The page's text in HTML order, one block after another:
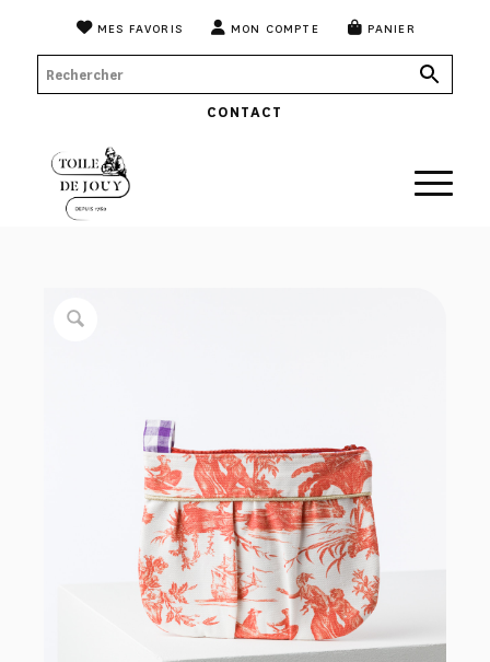
MES FAVORIS MON COMPTE PANIER
CONTACT